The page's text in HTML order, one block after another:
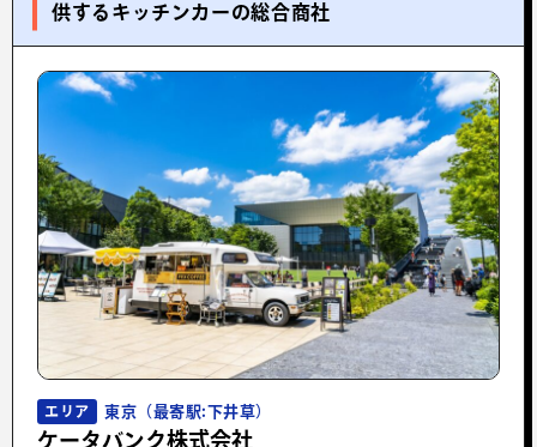
供するキッチンカーの総合商社
エリア 東京（最寄駅:下井草）
ケータバンク株式会社